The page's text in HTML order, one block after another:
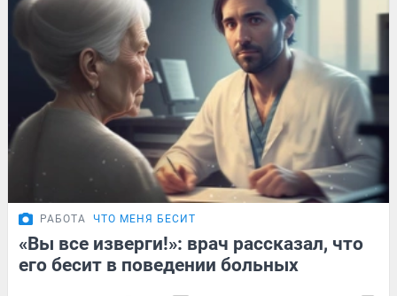
РАБОТА ЧТО МЕНЯ БЕСИТ
«Вы все изверги!»: врач рассказал, что
его бесит в поведении больных